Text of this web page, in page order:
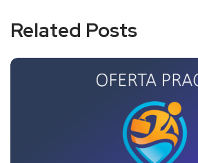
Related Posts